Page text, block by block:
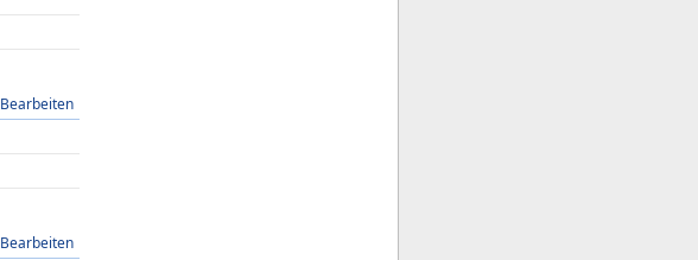
Bearbeiten
Bearbeiten